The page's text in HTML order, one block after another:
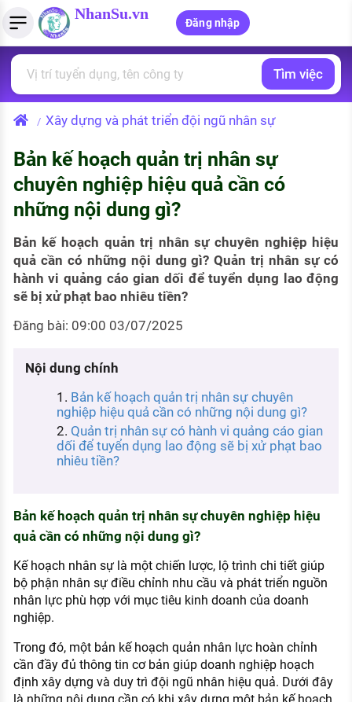
NhanSu.vn
Đăng nhập
Tìm việc làm
Việc làm ngành luật
Việc làm lương cao
Việc làm tốt nhất
CÔNG TY
Danh sách nhà tuyển dụng
Nhà tuyển dụng hàng đầu
Quản lý CV
Tải CV lên
Tạo CV trực tuyến
MẪU CV THEO STYLE
Mẫu CV đơn giản
Mẫu CV hiện đại
Tính lương Gross - Net
Tính thuế thu nhập cá nhân
Tính trợ cấp thất nghiệp
PHÁP LUẬT VIỆT NAM
Văn bản pháp luật
PHÁP LUẬT LAO ĐỘNG
Lao động và tiền lương
Thuế thu nhập
Hồ sơ biểu mẫu
Chính sách lao động
KHÁM PHÁ NGHỀ NGHIỆP
Tử vi nghề nghiệp
Kỹ năng nghề nghiệp
HƯỚNG NGHIỆP VIỆC LÀM
Xu hướng việc làm
XÂY DỰNG VÀ PHÁT TRIỂN ĐỘI NGŨ
NHÂN SỰ
TUYỂN DỤNG VIỆC LÀM
Tìm việc
/ Xây dựng và phát triển đội ngũ nhân sự
Bản kế hoạch quản trị nhân sự
chuyên nghiệp hiệu quả cần có
những nội dung gì?
Bản kế hoạch quản trị nhân sự chuyên nghiệp hiệu
quả cần có những nội dung gì? Quản trị nhân sự có
hành vi quảng cáo gian dối để tuyển dụng lao động
sẽ bị xử phạt bao nhiêu tiền?
Đăng bài: 09:00 03/07/2025
Nội dung chính
Bản kế hoạch quản trị nhân sự chuyên
nghiệp hiệu quả cần có những nội dung gì?
Quản trị nhân sự có hành vi quảng cáo gian
dối để tuyển dụng lao động sẽ bị xử phạt bao
nhiêu tiền?
Bản kế hoạch quản trị nhân sự chuyên nghiệp hiệu
quả cần có những nội dung gì?
Kế hoạch nhân sự là một chiến lược, lộ trình chi tiết giúp
bộ phận nhân sự điều chỉnh nhu cầu và phát triển nguồn
nhân lực phù hợp với mục tiêu kinh doanh của doanh
nghiệp.
Trong đó, một bản kế hoạch quản nhân lực hoàn chỉnh
cần đầy đủ thông tin cơ bản giúp doanh nghiệp hoạch
định xây dựng và duy trì đội ngũ nhân hiệu quả. Dưới đây